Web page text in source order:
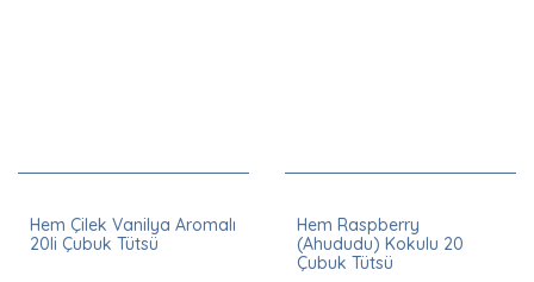
Hem Çilek Vanilya Aromalı
20li Çubuk Tütsü
Hem Raspberry
(Ahududu) Kokulu 20
Çubuk Tütsü